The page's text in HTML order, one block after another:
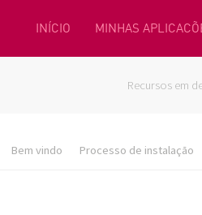
INÍCIO MINHAS
Recursos em
Bem vindo Processo de instalação